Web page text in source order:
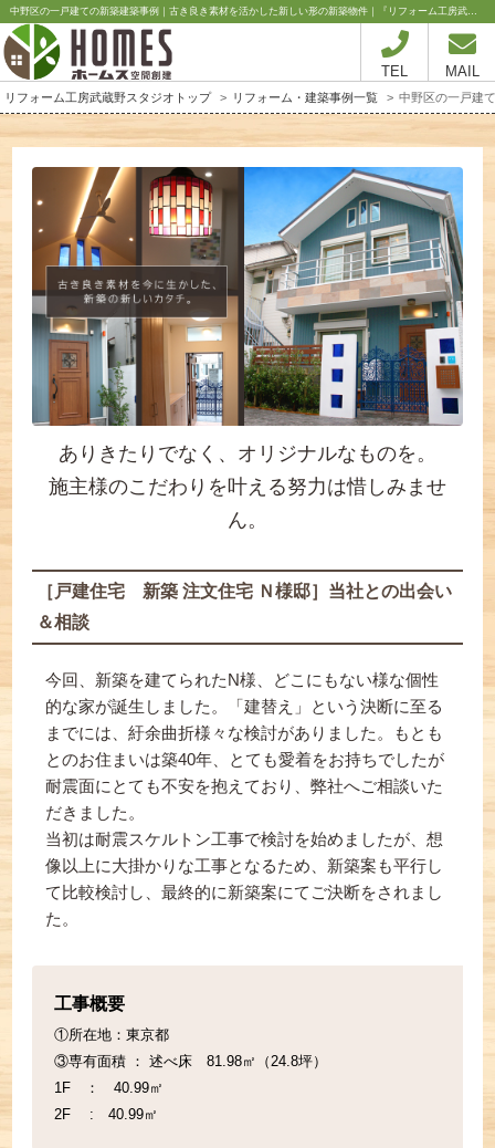
中野区の一戸建ての新築建築事例｜古き良き素材を活かした新しい形の新築物件｜『リフォーム工房武蔵野スタジオ』株式会社ホームス空間創建
リフォーム工房武蔵野スタジオトップ リフォーム・建築事例一覧 中野区の一戸建
ありきたりでなく、オリジナルなものを。
施主様のこだわりを叶える努力は惜しみませ
ん。
［戸建住宅 新築 注文住宅 Ｎ様邸］当社との出会い
＆相談
今回、新築を建てられたN様、どこにもない様な個性
的な家が誕生しました。「建替え」という決断に至る
までには、紆余曲折様々な検討がありました。もとも
とのお住まいは築40年、とても愛着をお持ちでしたが
耐震面にとても不安を抱えており、弊社へご相談いた
だきました。
当初は耐震スケルトン工事で検討を始めましたが、想
像以上に大掛かりな工事となるため、新築案も平行し
て比較検討し、最終的に新築案にてご決断をされまし
た。
工事概要
①所在地：東京都
③専有面積 ： 述べ床 81.98㎡（24.8坪）
1F ： 40.99㎡
2F : 40.99㎡
TEL MAIL